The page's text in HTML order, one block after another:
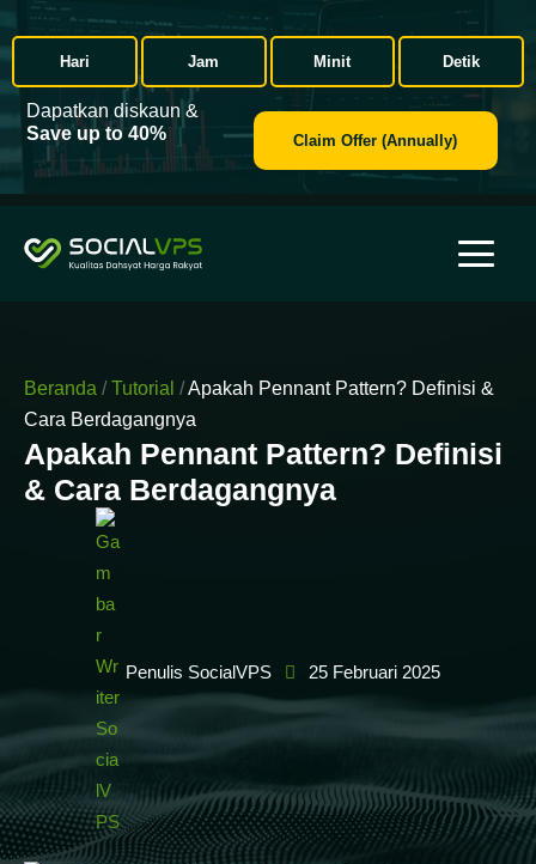
Hari Jam Minit Detik
Dapatkan diskaun &
Save up to 40%
Claim Offer (Annually)
Beranda / Tutorial /Apakah Pennant Pattern? Definisi &
Cara Berdagangnya
Apakah Pennant Pattern? Definisi
& Cara Berdagangnya
Penulis SocialVPS 25 Februari 2025